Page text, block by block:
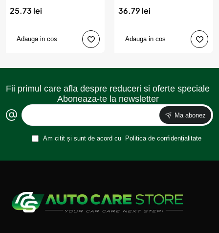
25.73 lei
Adauga in cos
36.79 lei
Adauga in cos
Fii primul care afla despre reduceri si oferte speciale
Aboneaza-te la newsletter
Ma abonez
Am citit și sunt de acord cu Politica de confidențialitate